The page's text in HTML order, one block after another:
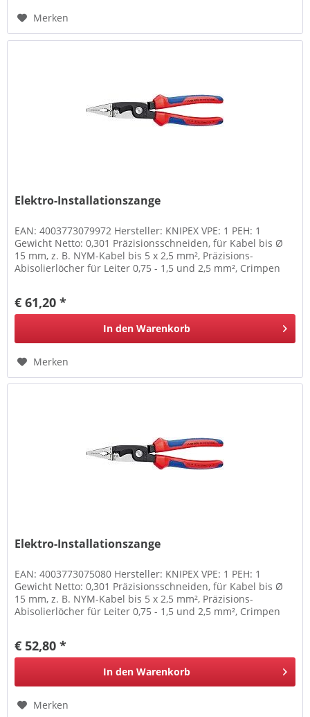
Merken
Elektro-Installationszange
EAN: 4003773079972 Hersteller: KNIPEX VPE: 1 PEH: 1
Gewicht Netto: 0,301 Präzisionsschneiden, für Kabel bis Ø
15 mm, z. B. NYM-Kabel bis 5 x 2,5 mm², Präzisions-
Abisolierlöcher für Leiter 0,75 - 1,5 und 2,5 mm², Crimpen
€ 61,20 *
In den Warenkorb
Merken
Elektro-Installationszange
EAN: 4003773075080 Hersteller: KNIPEX VPE: 1 PEH: 1
Gewicht Netto: 0,301 Präzisionsschneiden, für Kabel bis Ø
15 mm, z. B. NYM-Kabel bis 5 x 2,5 mm², Präzisions-
Abisolierlöcher für Leiter 0,75 - 1,5 und 2,5 mm², Crimpen
€ 52,80 *
In den Warenkorb
Merken